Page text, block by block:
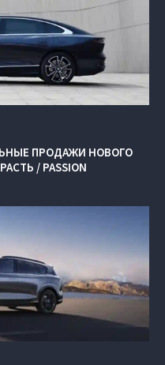
ПРОДАЖИ НОВОГО
/ PASSION